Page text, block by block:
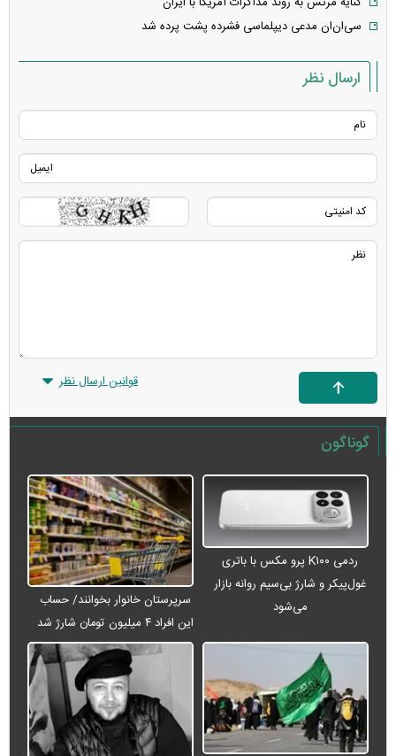
سی‌ان‌ان مدعی دیپلماسی فشرده پشت پرده شد
ارسال نظر
قوانین ارسال نظر
گوناگون
ردمی K۱۰۰ پرو مکس با باتری
غول‌پیکر و شارژ بی‌سیم روانه بازار
می‌شود
سرپرستان خانوار بخوانند/ حساب
این افراد ۴ میلیون تومان شارژ شد